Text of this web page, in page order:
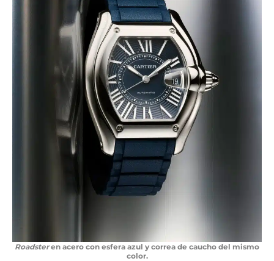
Roadsteren acero con esfera azul y correa de caucho del mismo
color.